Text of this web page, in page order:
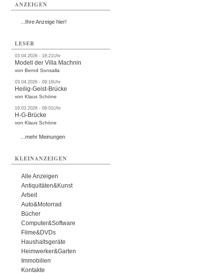
ANZEIGEN
...Ihre Anzeige hier!
LESER
03.04.2026 - 18:21Uhr
Modell der Villa Machnin
von Bernd Sonsalla
03.04.2026 - 09:16Uhr
Heilig-Geist-Brücke
von Klaus Schöne
19.03.2026 - 09:01Uhr
H-G-Brücke
von Klaus Schöne
...mehr Meinungen
KLEINANZEIGEN
Alle Anzeigen
Antiquitäten&Kunst
Arbeit
Auto&Motorrad
Bücher
Computer&Software
Filme&DVDs
Haushaltsgeräte
Heimwerker&Garten
Immobilien
Kontakte